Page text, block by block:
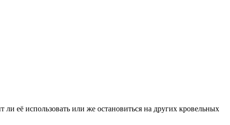
её использовать или же остановиться на других кровельных